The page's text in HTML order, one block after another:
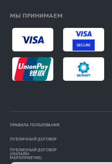
МЫ ПРИНИМАЕМ
ПРАВИЛА ПОЛЬЗОВАНИЯ
ПУБЛИЧНЫЙ ДОГОВОР
ПУБЛИЧНЫЙ ДОГОВОР
(ОНЛАЙН-
МЕРОПРИЯТИЕ)